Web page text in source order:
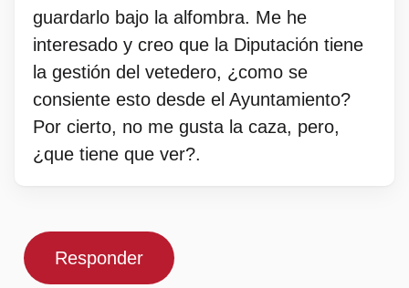
guardarlo bajo la alfombra. Me he
interesado y creo que la Diputación tiene
la gestión del vetedero, ¿como se
consiente esto desde el Ayuntamiento?
Por cierto, no me gusta la caza, pero,
¿que tiene que ver?.
Responder